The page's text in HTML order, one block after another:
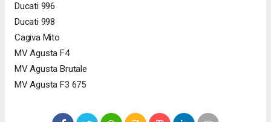
Ducati 996
Ducati 998
Cagiva Mito
MV Agusta F4
MV Agusta Brutale
MV Agusta F3 675